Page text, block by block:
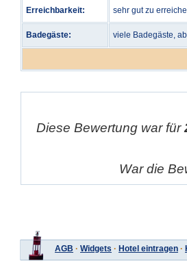
Erreichbarkeit: sehr gut zu
Badegäste: viele Badegäste,
Diese Bewertung war für
War die
AGB · Widgets · Hotel eintragen ·